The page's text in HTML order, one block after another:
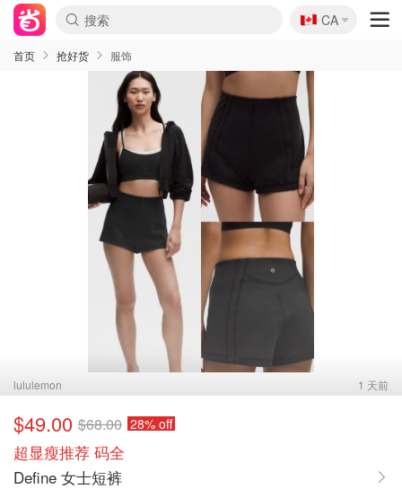
🇨🇦
CA
首页 抢好货 服饰
lululemon 1 天前
$49.00 $68.00 28% off
超显瘦推荐 码全
Define 女士短裤